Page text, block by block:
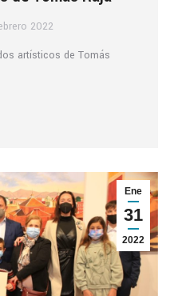
2022
artísticos de Tomás
Ene
31
2022